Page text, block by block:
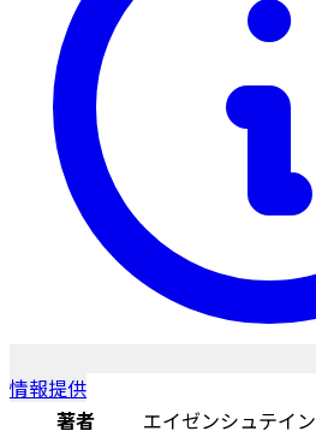
情報提供
著者
エイゼンシュテイン